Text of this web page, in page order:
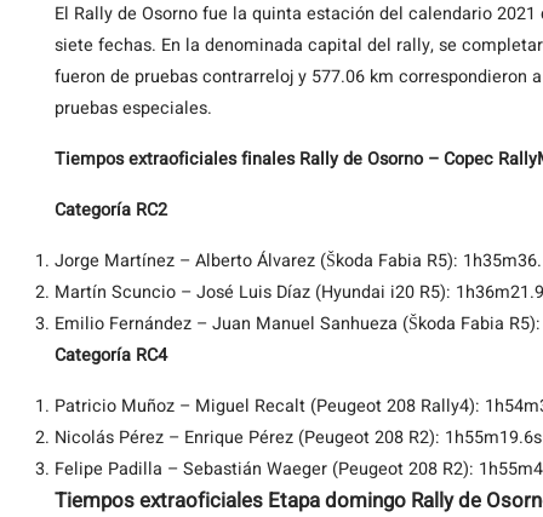
El Rally de Osorno fue la quinta estación del calendario
siete fechas. En la denominada capital del rally, se
fueron de pruebas contrarreloj y 577.06 km correspondieron
pruebas especiales.
Tiempos extraoficiales finales Rally de Osorno – Copec
Categoría RC2
Jorge Martínez – Alberto Álvarez (Škoda Fabia R5):
Martín Scuncio – José Luis Díaz (Hyundai i20 R5):
Emilio Fernández – Juan Manuel Sanhueza (Škoda Fabia
Categoría RC4
Patricio Muñoz – Miguel Recalt (Peugeot 208 Rally4):
Nicolás Pérez – Enrique Pérez (Peugeot 208 R2): 1h55m19.6s
Felipe Padilla – Sebastián Waeger (Peugeot 208 R2):
Tiempos extraoficiales Etapa domingo Rally de